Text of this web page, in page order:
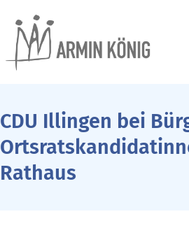
CDU Illingen bei
Rathaus